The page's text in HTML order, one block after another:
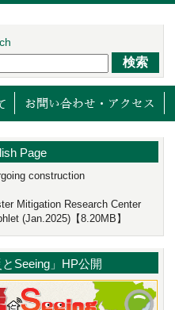
センターの取り組み減災館につ
Page
construction
Mitigation Research Center
(Jan.2025)【8.20MB】
とSeeing」HP公開